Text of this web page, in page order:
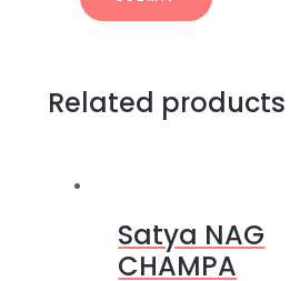
Related products
Satya NAG
CHAMPA